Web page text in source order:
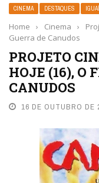
CINEMA DESTAQUES IGUAÍ
Home › Cinema ›
Guerra de Canudos
PROJETO
HOJE (16), O
CANUDOS
16 DE OUTUBRO DE